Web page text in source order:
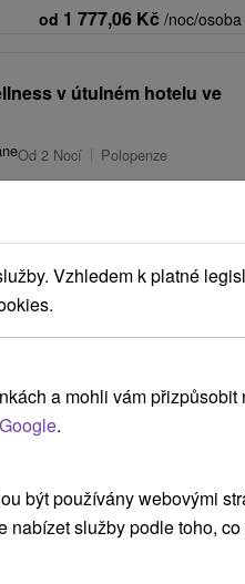
od 1 777,06 Kč /noc/osoba
v útulném hotelu ve
Od 2 Nocí
Polopenze
od1 905,10Kč /noc/osoba
PODLE
Vzhledem k platné
a mohli vám přizpůsobit
.
být používány webovými
služby podle toho,